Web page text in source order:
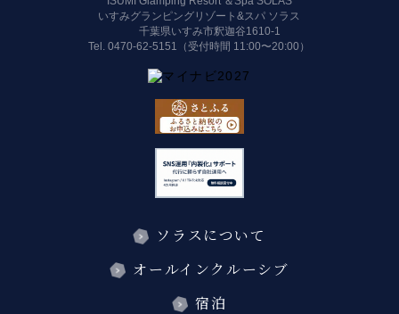
いすみグランピングリゾート&スパ ソラス
千葉県いすみ市釈迦谷1610-1
Tel.0470-62-5151（受付時間 11:00〜20:00）
ソラスについて
オールインクルーシブ
宿泊